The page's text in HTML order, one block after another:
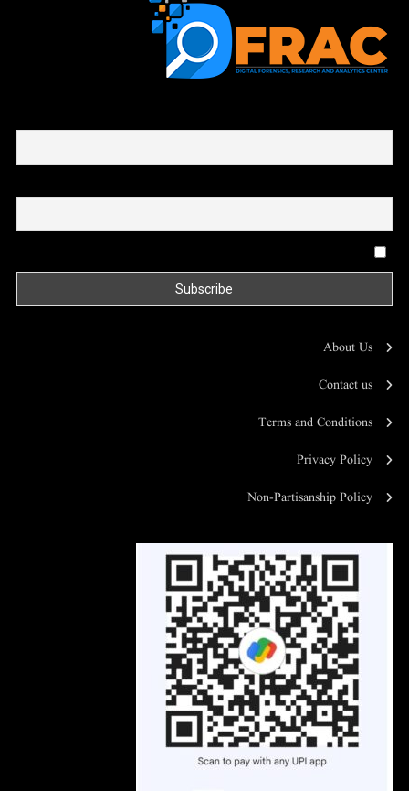
About Us
Contact us
Terms and Conditions
Privacy Policy
Non-Partisanship Policy